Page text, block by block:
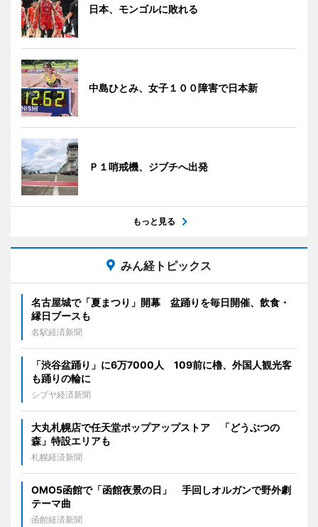
日本、モンゴルに敗れる
中島ひとみ、女子１００障害で日本新
Ｐ１哨戒機、ジブチへ出発
もっと見る
みん経トピックス
名古屋城で「夏まつり」開幕 盆踊りを毎日開催、飲食・
縁日ブースも
名駅経済新聞
「渋谷盆踊り」に6万7000人 109前に櫓、外国人観光客
も踊りの輪に
シブヤ経済新聞
大丸札幌店で任天堂ポップアップストア 「どうぶつの
森」特設エリアも
札幌経済新聞
OMO5函館で「函館夜景の日」 手回しオルガンで野外劇
テーマ曲
函館経済新聞